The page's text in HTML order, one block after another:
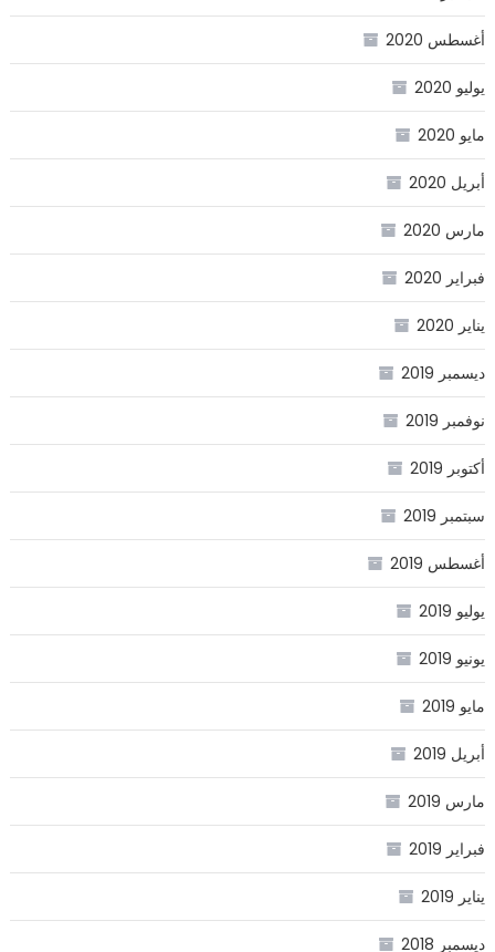
أغسطس 2020
يوليو 2020
مايو 2020
أبريل 2020
مارس 2020
فبراير 2020
يناير 2020
ديسمبر 2019
نوفمبر 2019
أكتوبر 2019
سبتمبر 2019
أغسطس 2019
يوليو 2019
يونيو 2019
مايو 2019
أبريل 2019
مارس 2019
فبراير 2019
يناير 2019
ديسمبر 2018